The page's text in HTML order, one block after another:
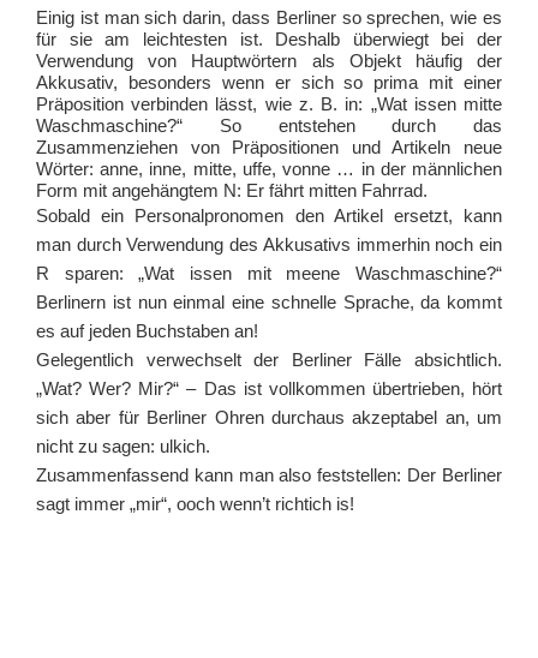
Einig ist man sich darin, dass Berliner so sprechen, wie es
für sie am leichtesten ist. Deshalb überwiegt bei der
Verwendung von Hauptwörtern als Objekt häufig der
Akkusativ, besonders wenn er sich so prima mit einer
Präposition verbinden lässt, wie z. B. in: „Wat issen mitte
Waschmaschine?“ So entstehen durch das
Zusammenziehen von Präpositionen und Artikeln neue
Wörter: anne, inne, mitte, uffe, vonne … in der männlichen
Form mit angehängtem N: Er fährt mitten Fahrrad.
Sobald ein Personalpronomen den Artikel ersetzt, kann
man durch Verwendung des Akkusativs immerhin noch ein
R sparen: „Wat issen mit meene Waschmaschine?“
Berlinern ist nun einmal eine schnelle Sprache, da kommt
es auf jeden Buchstaben an!
Gelegentlich verwechselt der Berliner Fälle absichtlich.
„Wat? Wer? Mir?“ – Das ist vollkommen übertrieben, hört
sich aber für Berliner Ohren durchaus akzeptabel an, um
nicht zu sagen: ulkich.
Zusammenfassend kann man also feststellen: Der Berliner
sagt immer „mir“, ooch wenn’t richtich is!